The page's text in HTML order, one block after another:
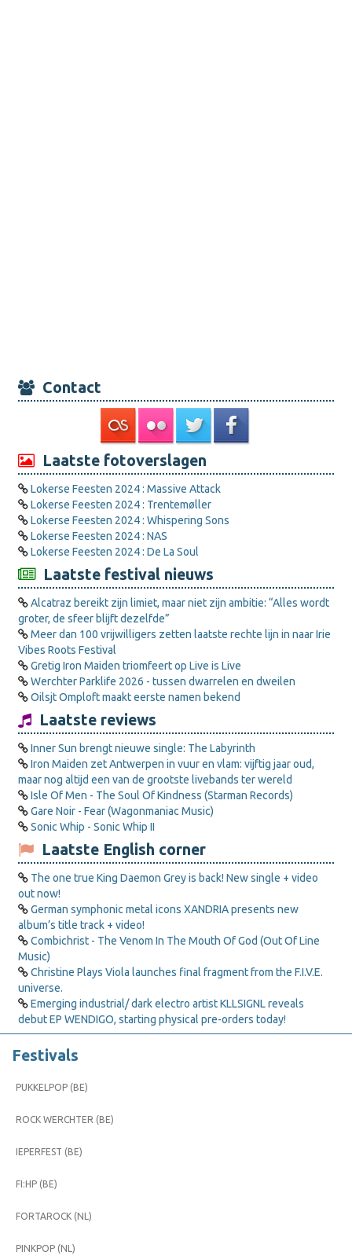
Contact
Laatste fotoverslagen
Lokerse Feesten 2024 : Massive Attack
Lokerse Feesten 2024 : Trentemøller
Lokerse Feesten 2024 : Whispering Sons
Lokerse Feesten 2024 : NAS
Lokerse Feesten 2024 : De La Soul
Laatste festival nieuws
Alcatraz bereikt zijn limiet, maar niet zijn ambitie: “Alles wordt
groter, de sfeer blijft dezelfde”
Meer dan 100 vrijwilligers zetten laatste rechte lijn in naar Irie
Vibes Roots Festival
Gretig Iron Maiden triomfeert op Live is Live
Werchter Parklife 2026 - tussen dwarrelen en dweilen
Oilsjt Omploft maakt eerste namen bekend
Laatste reviews
Inner Sun brengt nieuwe single: The Labyrinth
Iron Maiden zet Antwerpen in vuur en vlam: vijftig jaar oud,
maar nog altijd een van de grootste livebands ter wereld
Isle Of Men - The Soul Of Kindness (Starman Records)
Gare Noir - Fear (Wagonmaniac Music)
Sonic Whip - Sonic Whip II
Laatste English corner
The one true King Daemon Grey is back! New single + video
out now!
German symphonic metal icons XANDRIA presents new
album’s title track + video!
Combichrist - The Venom In The Mouth Of God (Out Of Line
Music)
Christine Plays Viola launches final fragment from the F.I.V.E.
universe.
Emerging industrial/ dark electro artist KLLSIGNL reveals
debut EP WENDIGO, starting physical pre-orders today!
Festivals
PUKKELPOP (BE)
ROCK WERCHTER (BE)
IEPERFEST (BE)
FI:HP (BE)
FORTAROCK (NL)
PINKPOP (NL)